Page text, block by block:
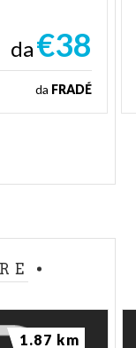
da€38
da FRADÉ
1.87 km